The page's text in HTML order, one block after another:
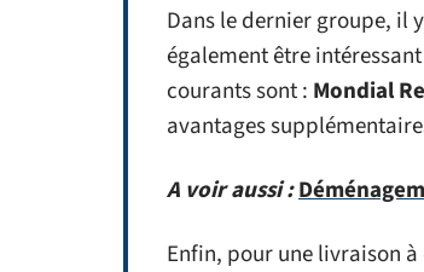
Dans le dernier groupe, il
également être
courants sont : Mondial
avantages
A voir aussi :
Enfin, pour une livraison